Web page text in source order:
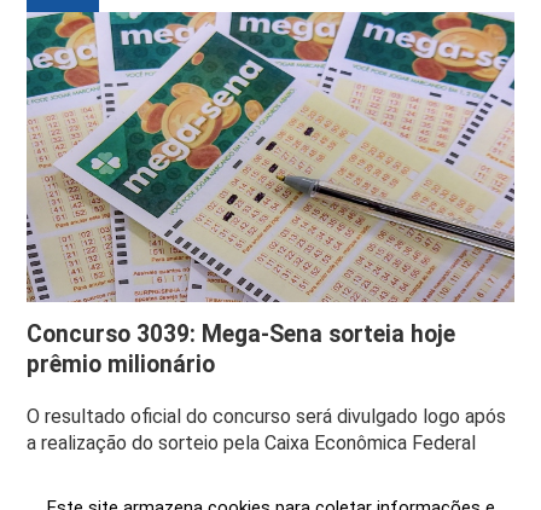
Concurso 3039: Mega-Sena sorteia hoje
prêmio milionário
O resultado oficial do concurso será divulgado logo após
a realização do sorteio pela Caixa Econômica Federal